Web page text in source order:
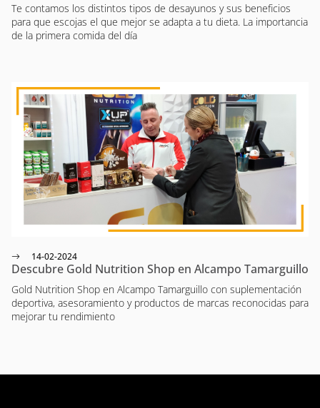
Te contamos los distintos tipos de desayunos y sus beneficios
para que escojas el que mejor se adapta a tu dieta. La importancia
de la primera comida del día
14-02-2024
Descubre Gold Nutrition Shop en Alcampo Tamarguillo
Gold Nutrition Shop en Alcampo Tamarguillo con suplementación
deportiva, asesoramiento y productos de marcas reconocidas para
mejorar tu rendimiento